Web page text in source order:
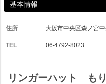
基本情報
住所 大阪市中央区森ノ宮
TEL 06-4792-8023
リンガーハット も